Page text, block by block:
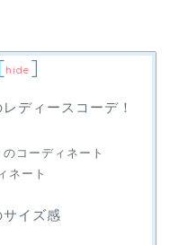
hide ]
ディースコーデ！
コーディネート
ネート
イズ感